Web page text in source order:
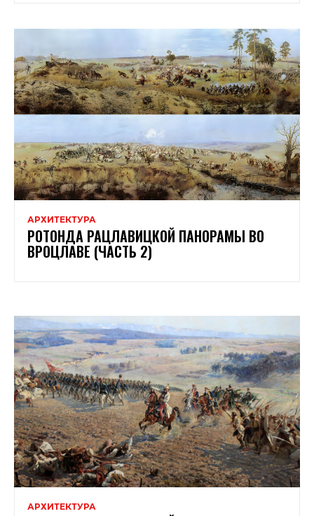
АРХИТЕКТУРА
РОТОНДА РАЦЛАВИЦКОЙ ПАНОРАМЫ ВО
ВРОЦЛАВЕ (ЧАСТЬ 2)
АРХИТЕКТУРА